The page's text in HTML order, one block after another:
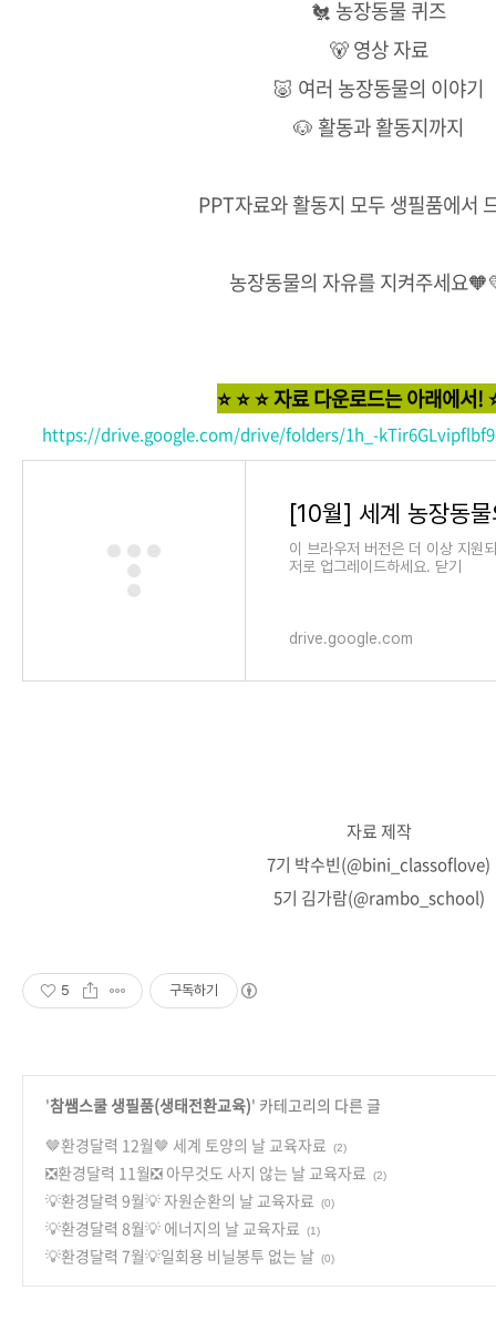
🐔 농장동물 퀴즈
🐻 영상 자료
🐷 여러 농장동물의 이야기
🐶 활동과 활동지까지
PPT자료와 활동지 모두 생필품에서
농장동물의 자유를 지켜주세요
⭐ ⭐ ⭐ 자료 다운로드는 아래에서!
https://drive.google.com/drive/folders/1h_-
이 브라우저 버전은 더 이상 지원
저로 업그레이드하세요. 닫기
drive.google.com
자료 제작
7기 박수빈(@bini_classoflove)
5기 김가람(@rambo_school)
5 구독하기
'참쌤스쿨 생필품(생태전환교육)' 카테고리의 다른 글
🤎환경달력 12월🤎 세계 토양의 날 교육자료
(2)
❎환경달력 11월❎ 아무것도 사지 않는 날 교육자료 (2)
💡환경달력 9월💡 자원순환의 날 교육자료 (0)
💡환경달력 8월💡 에너지의 날 교육자료 (1)
💡환경달력 7월💡일회용 비닐봉투 없는 날 (0)